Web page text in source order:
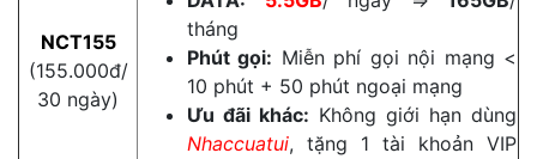
NCT155
(155.000đ/
30 ngày)
tháng
Phút gọi: Miễn phí gọi nội mạng <
10 phút + 50 phút ngoại mạng
Ưu đãi khác: Không giới hạn dùng
Nhaccuatui, tặng 1 tài khoản VIP